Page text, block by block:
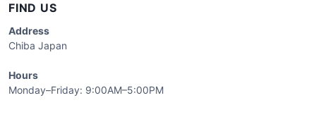
FIND US
Address
Chiba Japan
Hours
Monday–Friday: 9:00AM–5:00PM